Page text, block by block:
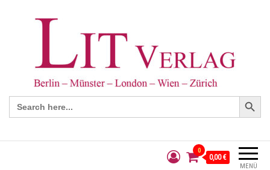
Search
for:
Search Button
MENÜ
0
0,00 €